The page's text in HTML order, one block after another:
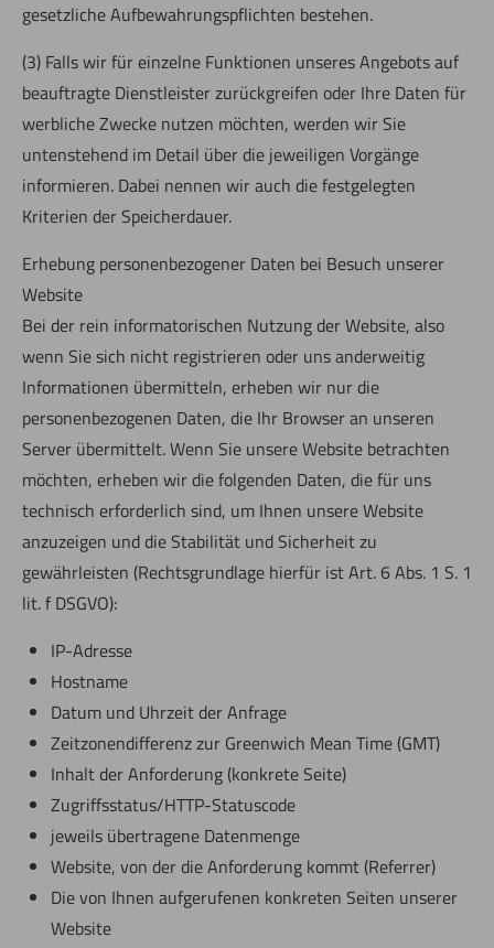
gesetzliche Aufbewahrungspflichten bestehen.
(3) Falls wir für einzelne Funktionen unseres Angebots auf
beauftragte Dienstleister zurückgreifen oder Ihre Daten für
werbliche Zwecke nutzen möchten, werden wir Sie
untenstehend im Detail über die jeweiligen Vorgänge
informieren. Dabei nennen wir auch die festgelegten
Kriterien der Speicherdauer.
Erhebung personenbezogener Daten bei Besuch unserer
Website
Bei der rein informatorischen Nutzung der Website, also
wenn Sie sich nicht registrieren oder uns anderweitig
Informationen übermitteln, erheben wir nur die
personenbezogenen Daten, die Ihr Browser an unseren
Server übermittelt. Wenn Sie unsere Website betrachten
möchten, erheben wir die folgenden Daten, die für uns
technisch erforderlich sind, um Ihnen unsere Website
anzuzeigen und die Stabilität und Sicherheit zu
gewährleisten (Rechtsgrundlage hierfür ist Art. 6 Abs. 1 S. 1
lit. f DSGVO):
IP-Adresse
Hostname
Datum und Uhrzeit der Anfrage
Zeitzonendifferenz zur Greenwich Mean Time (GMT)
Inhalt der Anforderung (konkrete Seite)
Zugriffsstatus/HTTP-Statuscode
jeweils übertragene Datenmenge
Website, von der die Anforderung kommt (Referrer)
Die von Ihnen aufgerufenen konkreten Seiten unserer
Website